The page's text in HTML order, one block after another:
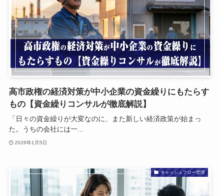
高市政権の経済対策が中小企業の資金繰りにもたらす
もの【資金繰りコンサルが徹底解説】
「日々の資金繰りが大変なのに、また新しい経済政策が始まっ
た。うちの会社には一...
2026年1月5日
キャッシュフロー管理